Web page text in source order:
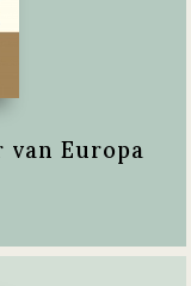
Europa